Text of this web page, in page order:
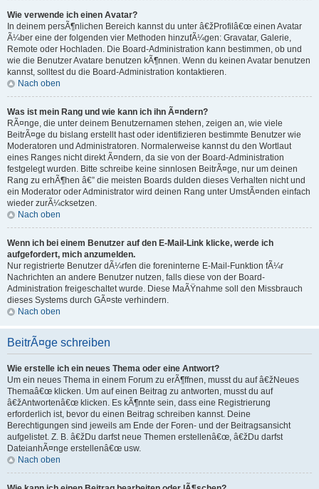
Wie verwende ich einen Avatar?
In deinem persÃ¶nlichen Bereich kannst du unter â€žProfilâ€œ einen Avatar
Ã¼ber eine der folgenden vier Methoden hinzufÃ¼gen: Gravatar, Galerie,
Remote oder Hochladen. Die Board-Administration kann bestimmen, ob und
wie die Benutzer Avatare benutzen kÃ¶nnen. Wenn du keinen Avatar benutzen
kannst, solltest du die Board-Administration kontaktieren.
Nach oben
Was ist mein Rang und wie kann ich ihn Ã¤ndern?
RÃ¤nge, die unter deinem Benutzernamen stehen, zeigen an, wie viele
BeitrÃ¤ge du bislang erstellt hast oder identifizieren bestimmte Benutzer wie
Moderatoren und Administratoren. Normalerweise kannst du den Wortlaut
eines Ranges nicht direkt Ã¤ndern, da sie von der Board-Administration
festgelegt wurden. Bitte schreibe keine sinnlosen BeitrÃ¤ge, nur um deinen
Rang zu erhÃ¶hen â€” die meisten Boards dulden dieses Verhalten nicht und
ein Moderator oder Administrator wird deinen Rang unter UmstÃ¤nden einfach
wieder zurÃ¼cksetzen.
Nach oben
Wenn ich bei einem Benutzer auf den E-Mail-Link klicke, werde ich
aufgefordert, mich anzumelden.
Nur registrierte Benutzer dÃ¼rfen die foreninterne E-Mail-Funktion fÃ¼r
Nachrichten an andere Benutzer nutzen, falls diese von der Board-
Administration freigeschaltet wurde. Diese MaÃŸnahme soll den Missbrauch
dieses Systems durch GÃ¤ste verhindern.
Nach oben
BeitrÃ¤ge schreiben
Wie erstelle ich ein neues Thema oder eine Antwort?
Um ein neues Thema in einem Forum zu erÃ¶ffnen, musst du auf â€žNeues
Themaâ€œ klicken. Um auf einen Beitrag zu antworten, musst du auf
â€žAntwortenâ€œ klicken. Es kÃ¶nnte sein, dass eine Registrierung
erforderlich ist, bevor du einen Beitrag schreiben kannst. Deine
Berechtigungen sind jeweils am Ende der Foren- und der Beitragsansicht
aufgelistet. Z. B. â€žDu darfst neue Themen erstellenâ€œ, â€žDu darfst
DateianhÃ¤nge erstellenâ€œ usw.
Nach oben